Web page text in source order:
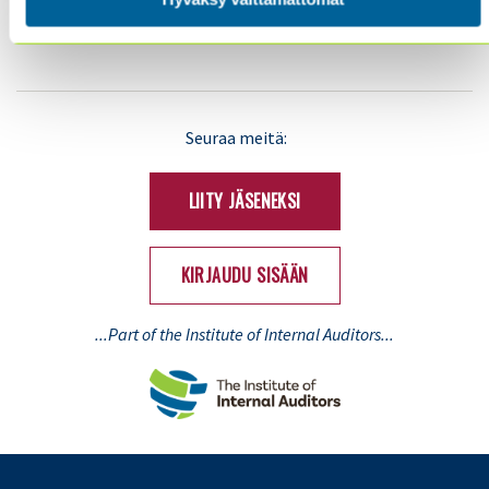
TIETOSUOJA JA EVÄSTEET
Seuraa meitä:
LIITY JÄSENEKSI
KIRJAUDU SISÄÄN
...Part of the Institute of Internal Auditors...